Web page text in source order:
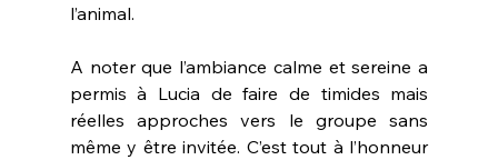
l’animal.
A noter que l’ambiance calme et sereine a
permis à Lucia de faire de timides mais
réelles approches vers le groupe sans
même y être invitée. C’est tout à l’honneur